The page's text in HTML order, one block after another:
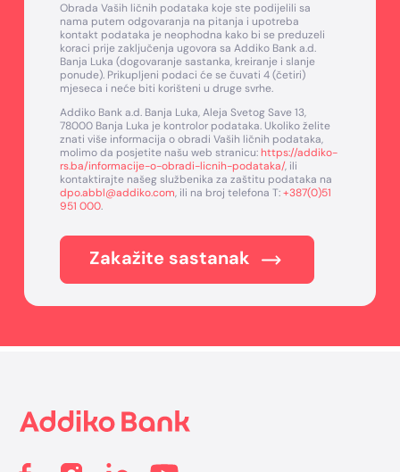
Obrada Vaših ličnih podataka koje ste podijelili sa
nama putem odgovaranja na pitanja i upotreba
kontakt podataka je neophodna kako bi se preduzeli
koraci prije zaključenja ugovora sa Addiko Bank a.d.
Banja Luka (dogovaranje sastanka, kreiranje i slanje
ponude). Prikupljeni podaci će se čuvati 4 (četiri)
mjeseca i neće biti korišteni u druge svrhe.
Addiko Bank a.d. Banja Luka, Aleja Svetog Save 13,
78000 Banja Luka je kontrolor podataka. Ukoliko želite
znati više informacija o obradi Vaših ličnih podataka,
molimo da posjetite našu web stranicu:https://addiko-
rs.ba/informacije-o-obradi-licnih-podataka/, ili
kontaktirajte našeg službenika za zaštitu podataka na
dpo.abbl@addiko.com, ili na broj telefona T:+387(0)51
951 000.
Zakažite sastanak